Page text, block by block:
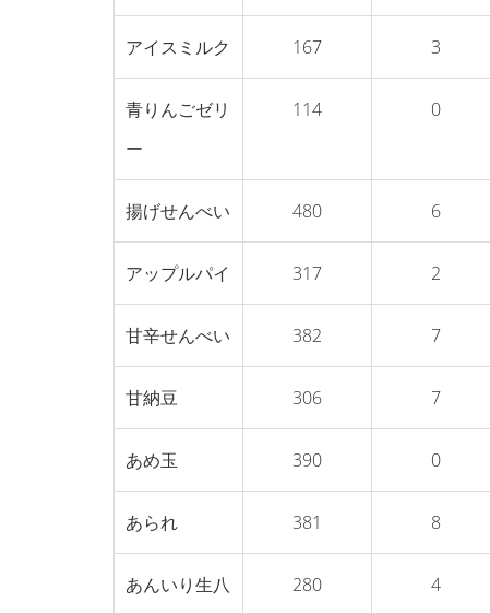
アイスミルク 167 3
青りんごゼリ
ー
114 0
揚げせんべい 480 6
アップルパイ 317 2
甘辛せんべい 382 7
甘納豆 306 7
あめ玉 390 0
あられ 381 8
あんいり生八
280 4